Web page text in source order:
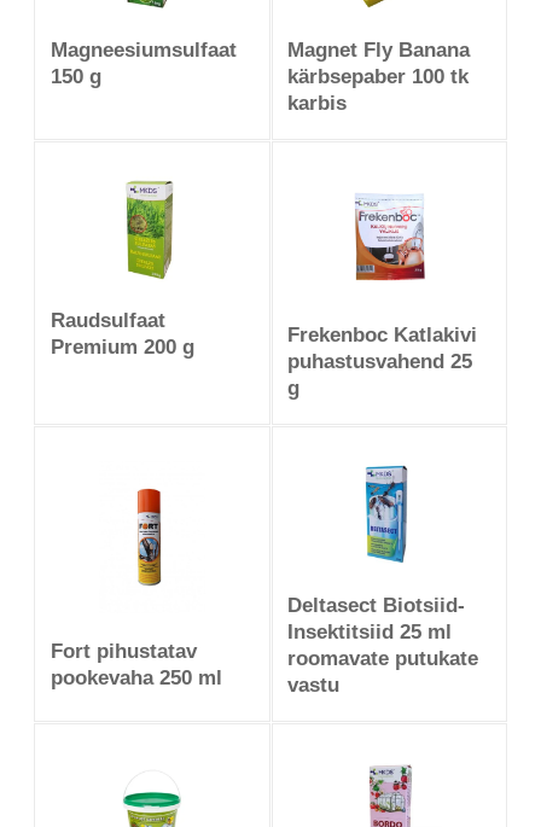
Magneesiumsulfaat
150 g
Magnet Fly Banana
kärbsepaber 100 tk
karbis
Raudsulfaat
Premium 200 g
Frekenboc Katlakivi
puhastusvahend 25
g
Fort pihustatav
pookevaha 250 ml
Deltasect Biotsiid-
Insektitsiid 25 ml
roomavate putukate
vastu